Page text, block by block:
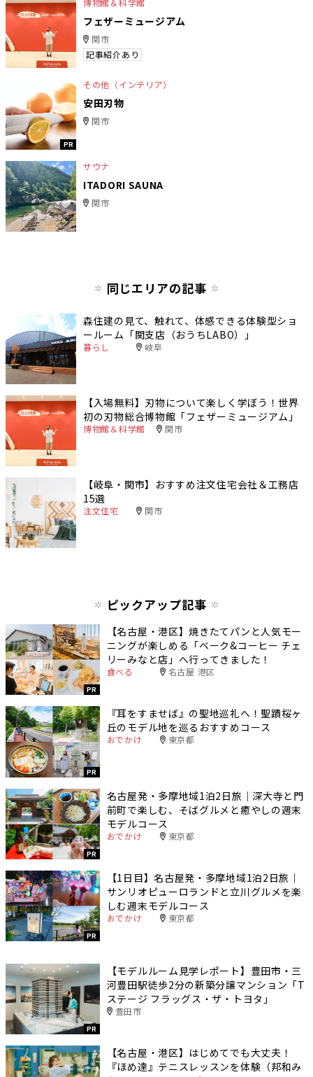
フェザーミュージアム
関市
記事紹介あり
PR
その他（インテリア）
安田刃物
関市
サウナ
ITADORI SAUNA
関市
同じエリアの記事
森住建の見て、触れて、体感できる体験型ショ
ールーム「関支店（おうちLABO）」
暮らし 岐阜
【入場無料】刃物について楽しく学ぼう！世界
初の刃物総合博物館「フェザーミュージアム」
博物館＆科学館 関市
【岐阜・関市】おすすめ注文住宅会社＆工務店
15選
注文住宅 関市
ピックアップ記事
PR
【名古屋・港区】焼きたてパンと人気モー
ニングが楽しめる「ベーク&コーヒー チェ
リーみなと店」へ行ってきました！
食べる 名古屋 港区
PR
『耳をすませば』の聖地巡礼へ！聖蹟桜ヶ
丘のモデル地を巡るおすすめコース
おでかけ 東京都
PR
名古屋発・多摩地域1泊2日旅｜深大寺と門
前町で楽しむ、そばグルメと癒やしの週末
モデルコース
おでかけ 東京都
PR
【1日目】名古屋発・多摩地域1泊2日旅｜
サンリオピューロランドと立川グルメを楽
しむ週末モデルコース
おでかけ 東京都
PR
【モデルルーム見学レポート】豊田市・三
河豊田駅徒歩2分の新築分譲マンション「T
ステージ フラッグス・ザ・トヨタ」
豊田市
【名古屋・港区】はじめてでも大丈夫！
『ほめ達』テニスレッスンを体験（邦和み